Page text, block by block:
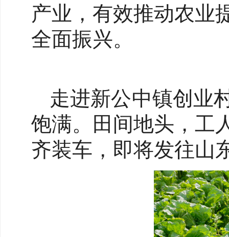
产业，有效推动农业
全面振兴。
走进新公中镇创业
饱满。田间地头，工
齐装车，即将发往山